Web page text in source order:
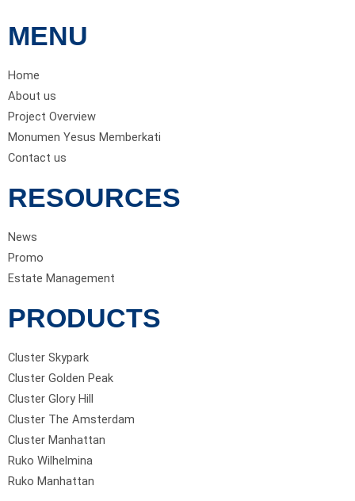
MENU
Home
About us
Project Overview
Monumen Yesus Memberkati
Contact us
RESOURCES
News
Promo
Estate Management
PRODUCTS
Cluster Skypark
Cluster Golden Peak
Cluster Glory Hill
Cluster The Amsterdam
Cluster Manhattan
Ruko Wilhelmina
Ruko Manhattan